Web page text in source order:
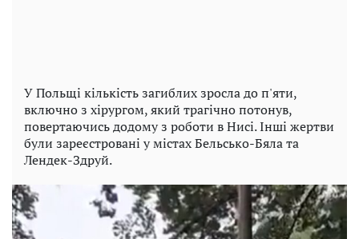
У Польщі кількість загиблих зросла до п'яти,
включно з хірургом, який трагічно потонув,
повертаючись додому з роботи в Нисі. Інші жертви
були зареєстровані у містах Бельсько-Бяла та
Лендек-Здруй.